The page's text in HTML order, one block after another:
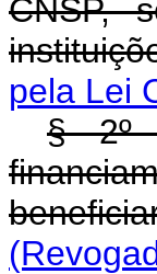
CNSP,
pela Lei
§ 2º